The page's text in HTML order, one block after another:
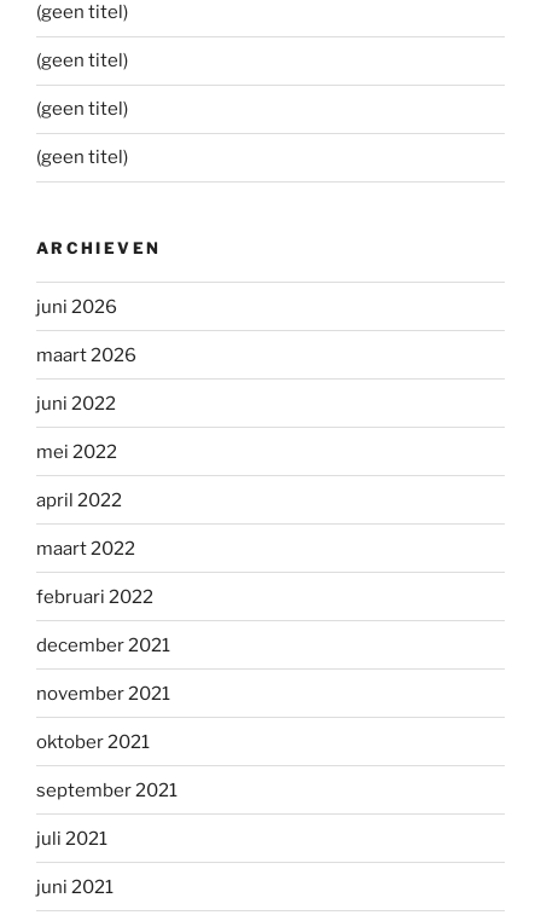
(geen titel)
(geen titel)
(geen titel)
(geen titel)
ARCHIEVEN
juni 2026
maart 2026
juni 2022
mei 2022
april 2022
maart 2022
februari 2022
december 2021
november 2021
oktober 2021
september 2021
juli 2021
juni 2021